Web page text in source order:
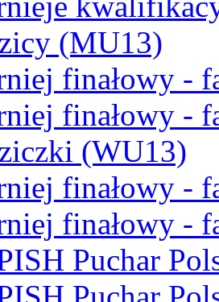
(MU13)
finałowy -
finałowy -
(WU13)
finałowy -
finałowy -
Puchar